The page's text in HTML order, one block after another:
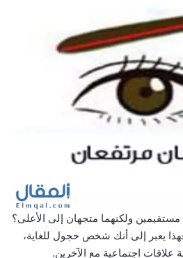
ولكنهما متجهان إلى الأعلى؟
فهذا يعبر إلى أنك شخص خجول للغاية،
علاقات اجتماعية مع الآخرين.